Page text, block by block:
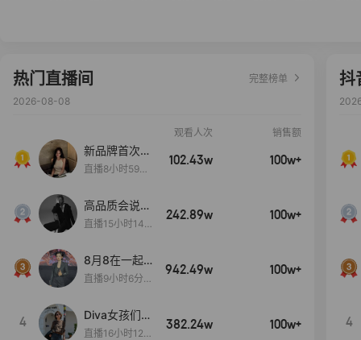
热门直播间
完整榜单
2026-08-08
观看人次 销售额
新品牌首次大
上新
直播8小时59分
102.43w 100w+
高品质会说
话….
直播15小时14
242.89w 100w+
8月8在一起
生日献礼盛典
直播9小时6分1
942.49w 100w+
4
Diva女孩们集
合啦~意大利
直播16小时12
382.24w 100w+
抖
4